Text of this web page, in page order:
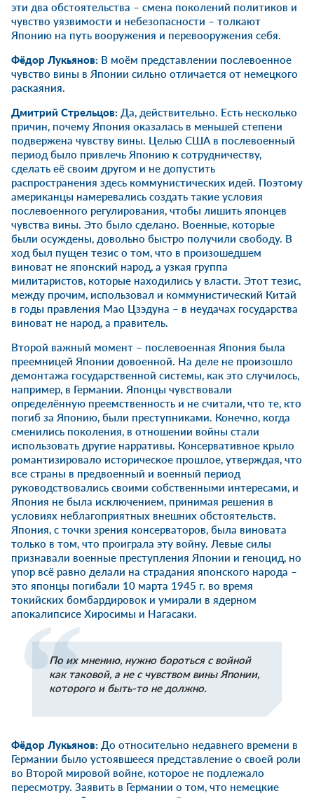
эти два обстоятельства – смена поколений политиков и
чувство уязвимости и небезопасности – толкают
Японию на путь вооружения и перевооружения себя.
Фёдор Лукьянов: В моём представлении послевоенное
чувство вины в Японии сильно отличается от немецкого
раскаяния.
Дмитрий Стрельцов: Да, действительно. Есть несколько
причин, почему Япония оказалась в меньшей степени
подвержена чувству вины. Целью США в послевоенный
период было привлечь Японию к сотрудничеству,
сделать её своим другом и не допустить
распространения здесь коммунистических идей. Поэтому
американцы намеревались создать такие условия
послевоенного регулирования, чтобы лишить японцев
чувства вины. Это было сделано. Военные, которые
были осуждены, довольно быстро получили свободу. В
ход был пущен тезис о том, что в произошедшем
виноват не японский народ, а узкая группа
милитаристов, которые находились у власти. Этот тезис,
между прочим, использовал и коммунистический Китай
в годы правления Мао Цзэдуна – в неудачах государства
виноват не народ, а правитель.
Второй важный момент – послевоенная Япония была
преемницей Японии довоенной. На деле не произошло
демонтажа государственной системы, как это случилось,
например, в Германии. Японцы чувствовали
определённую преемственность и не считали, что те, кто
погиб за Японию, были преступниками. Конечно, когда
сменились поколения, в отношении войны стали
использовать другие нарративы. Консервативное крыло
романтизировало историческое прошлое, утверждая, что
все страны в предвоенный и военный период
руководствовались своими собственными интересами, и
Япония не была исключением, принимая решения в
условиях неблагоприятных внешних обстоятельств.
Япония, с точки зрения консерваторов, была виновата
только в том, что проиграла эту войну. Левые силы
признавали военные преступления Японии и геноцид, но
упор всё равно делали на страдания японского народа –
это японцы погибали 10 марта 1945 г. во время
токийских бомбардировок и умирали в ядерном
апокалипсисе Хиросимы и Нагасаки.
По их мнению, нужно бороться с войной
как таковой, а не с чувством вины Японии,
которого и быть-то не должно.
Фёдор Лукьянов: До относительно недавнего времени в
Германии было устоявшееся представление о своей роли
во Второй мировой войне, которое не подлежало
пересмотру. Заявить в Германии о том, что немецкие